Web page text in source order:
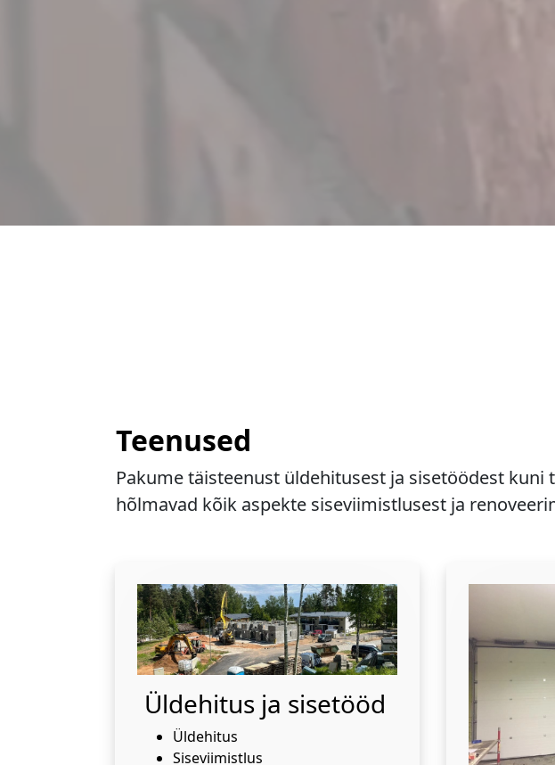
Teenused
Pakume täisteenust üldehitusest ja sisetöödest
hõlmavad kõik aspekte siseviimistlusest ja
Üldehitus ja sisetööd
Üldehitus
Siseviimistlus